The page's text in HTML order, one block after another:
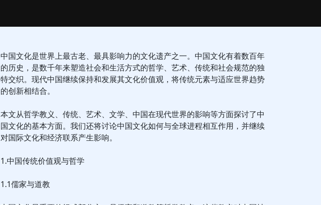
中国文化是世界上最古老、最具影响力的文化遗产之一。中国文化有着数百年
的历史，是数千年来塑造社会和生活方式的哲学、艺术、传统和社会规范的独
特交织。现代中国继续保持和发展其文化价值观，将传统元素与适应世界趋势
的创新相结合。
本文从哲学教义、传统、艺术、文学、中国在现代世界的影响等方面探讨了中
国文化的基本方面。我们还将讨论中国文化如何与全球进程相互作用，并继续
对国际文化和经济联系产生影响。
1.中国传统价值观与哲学
1.1儒家与道教